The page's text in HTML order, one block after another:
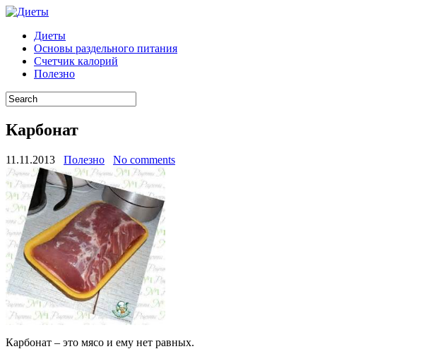
Диеты
Основы раздельного питания
Счетчик калорий
Полезно
Карбонат
11.11.2013 Полезно No comments
Карбонат – это мясо и ему нет равных.